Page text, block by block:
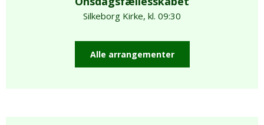
Silkeborg Kirke, kl. 09:30
Alle arrangementer